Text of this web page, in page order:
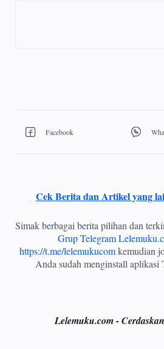
Cek Berita dan Artikel yang
Simak berbagai berita pilihan dan
Grup Telegram
https://t.me/lelemukucomkemudian
Anda sudah menginstall aplikasi
Lelemuku.com -